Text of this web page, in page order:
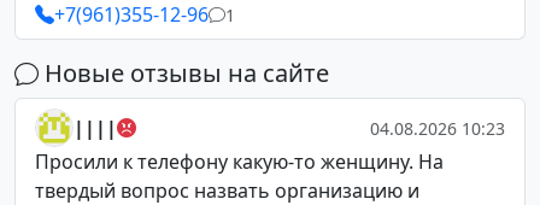
+7(961)355-12-96 1
Новые отзывы на сайте
|||| 04.08.2026 10:23
Просили к телефону какую-то женщину. На
твердый вопрос назвать организацию и